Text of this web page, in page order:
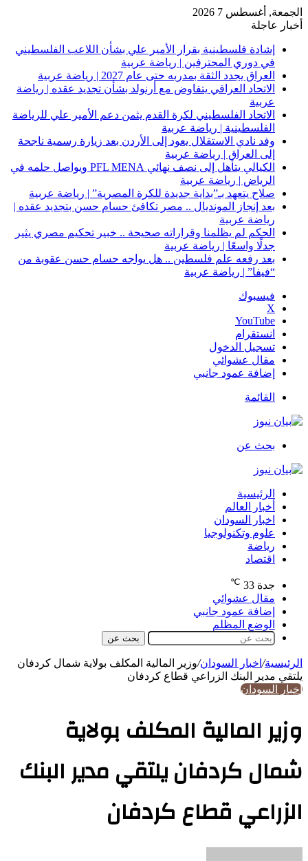
الجمعة, أغسطس 7 2026
أخبار عاجلة
إشادة فلسطينية بقرار الأمير علي بشأن اللاعب الفلسطيني
في دوري المحترفين | رياضة عربية
العراق يجدد الثقة بمدربه حتى عام 2027 | رياضة عربية
الاتحاد العراقي يتفاوض مع أرنولد بشأن تجديد عقده | رياضة
عربية
الاتحاد الفلسطيني لكرة القدم يثمن دعم الأمير علي للرياضة
الفلسطينية | رياضة عربية
وفد نادي الاستقلال يعود إلى الأردن بعد زيارة رسمية ناجحة
إلى العراق | رياضة عربية
الكيالي يتأهل إلى نصف نهائي PFL MENA ويواصل حلمه في
الرياض | رياضة عربية
صلاح يتعهد بـ”بداية جديدة للكرة المصرية” | رياضة عربية
بعد إنجاز المونديال .. مصر تكافئ حسام حسن بتجديد عقده |
رياضة عربية
الحكم لم يظلمنا وقراراته صحيحة .. خبير تحكيم مصري يثير
جدلًا واسعًا | رياضة عربية
بعد رفعه علم فلسطين .. هل يواجه حسام حسن عقوبة من
“فيفا” | رياضة عربية
فيسبوك
‫X
‫YouTube
انستقرام
تسجيل الدخول
مقال عشوائي
إضافة عمود جانبي
القائمة
بحث عن
الرئيسية
أخبار العالم
اخبار السودان
علوم وتكنولوجيا
رياضة
اقتصاد
جدة 33
℃
مقال عشوائي
إضافة عمود جانبي
الوضع المظلم
بحث عن
الرئيسية/ اخبار السودان/وزير المالية المكلف بولاية شمال كردفان
يلتقي مدير البنك الزراعي قطاع كردفان
اخبار السودان
وزير المالية المكلف بولاية
شمال كردفان يلتقي مدير البنك
الزراعي قطاع كردفان